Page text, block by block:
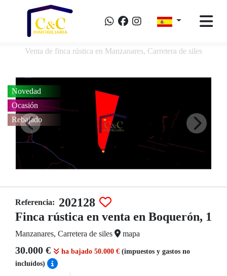
Venta de finca rústica en Manzanares, Carretera de siles
Novedad
Ocasión
Rebajado
Referencia: 202128
Finca rústica en venta en Boquerón, 1
Manzanares, Carretera de siles mapa
30.000 € ha bajado 50.000 € (impuestos y gastos no
incluídos)